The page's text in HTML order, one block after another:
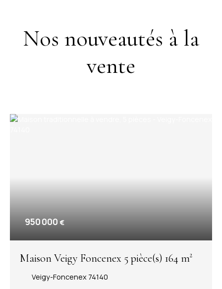
Nos nouveautés à la
vente
950 000 €
Maison Veigy Foncenex 5 pièce(s) 164 m²
Veigy-Foncenex 74140